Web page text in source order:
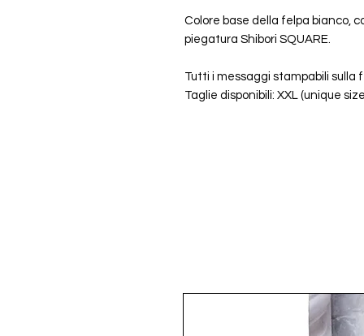
Colore base della felpa bianco,
piegatura Shibori SQUARE.
Tutti i messaggi stampabili sulla
Taglie disponibili: XXL (unique